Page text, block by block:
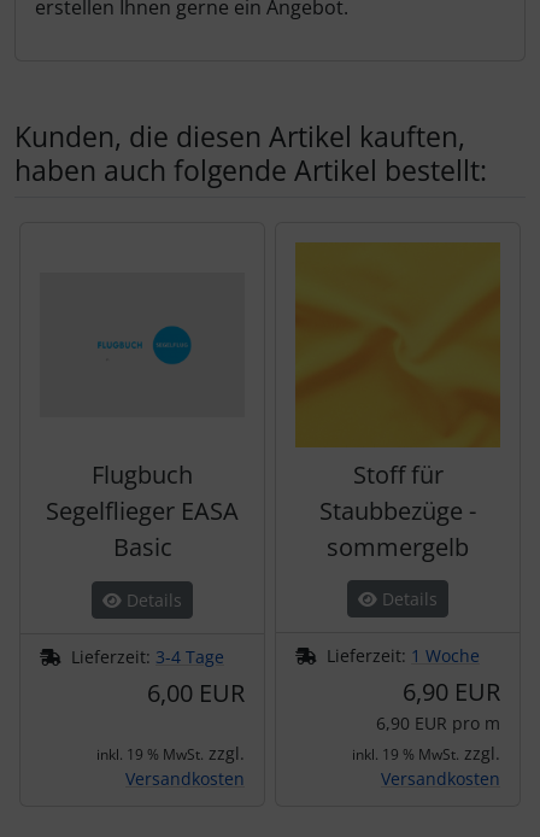
erstellen Ihnen gerne ein Angebot.
Kunden, die diesen Artikel kauften,
haben auch folgende Artikel bestellt:
Flugbuch
Segelflieger EASA
Basic
Details
Lieferzeit: 3-4 Tage
6,00 EUR
inkl. 19 % MwSt. zzgl.
Versandkosten
Stoff für
Staubbezüge -
sommergelb
Details
Lieferzeit: 1 Woche
6,90 EUR
6,90 EUR pro m
inkl. 19 % MwSt. zzgl.
Versandkosten